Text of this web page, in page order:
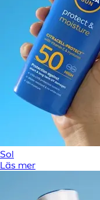
Sol
Läs mer